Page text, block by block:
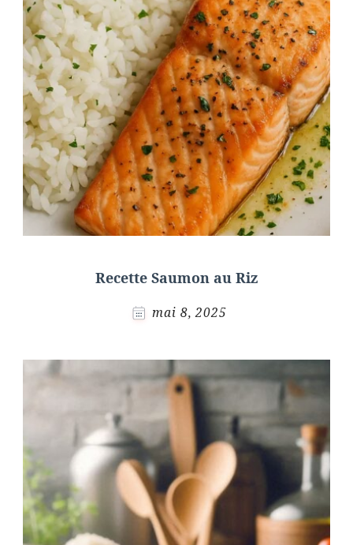
Recette Saumon au Riz
mai 8, 2025